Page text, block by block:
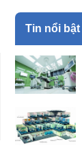
Tin nổi bật